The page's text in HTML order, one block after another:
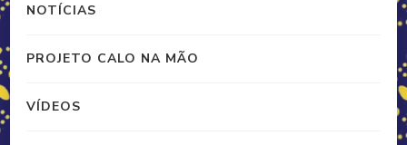
NOTÍCIAS
PROJETO CALO NA MÃO
VÍDEOS